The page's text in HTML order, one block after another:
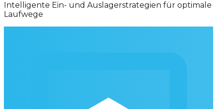
Intelligente Ein- und Auslagerstrategien für optimale
Laufwege